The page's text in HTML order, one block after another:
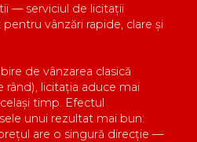
— serviciul de licitații
vânzări rapide, clare și
de vânzarea clasică
rând), licitația aduce mai
timp. Efectul
unui rezultat mai bun:
are o singură direcție —